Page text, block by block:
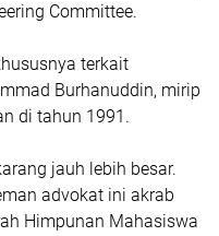
Committee.
terkait
Burhanuddin, mirip
di tahun 1991.
jauh lebih besar.
advokat ini akrab
Himpunan Mahasiswa